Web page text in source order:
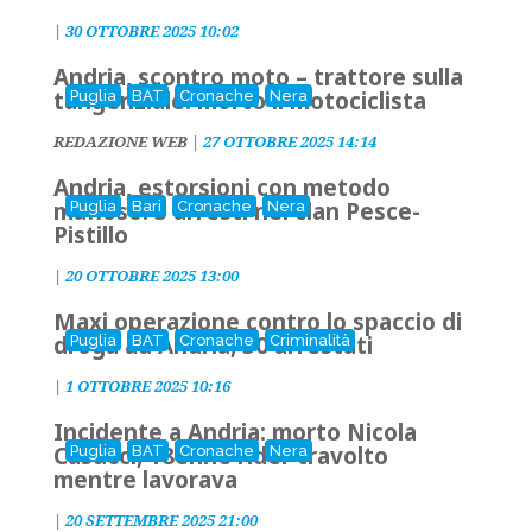
| 30 OTTOBRE 2025 10:02
Puglia BAT Cronache Nera
Andria, scontro moto – trattore sulla
tangenziale: morto il motociclista
REDAZIONE WEB| 27 OTTOBRE 2025 14:14
Puglia Bari Cronache Nera
Andria, estorsioni con metodo
mafioso: 3 arresti nel clan Pesce-
Pistillo
| 20 OTTOBRE 2025 13:00
Puglia BAT Cronache Criminalità
Maxi operazione contro lo spaccio di
droga ad Andria, 30 arrestati
| 1 OTTOBRE 2025 10:16
Puglia BAT Cronache Nera
Incidente a Andria: morto Nicola
Casucci, 18enne rider travolto
mentre lavorava
| 20 SETTEMBRE 2025 21:00